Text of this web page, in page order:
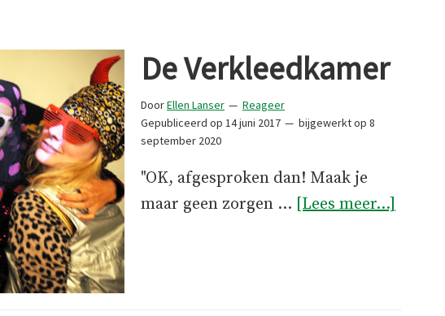
De Verkleedkamer
DoorEllen Lanser
Reageer
Gepubliceerd op 14 juni 2017 bijgewerkt op 8
september 2020
"OK, afgesproken dan! Maak je
maar geen zorgen … [Lees meer...]